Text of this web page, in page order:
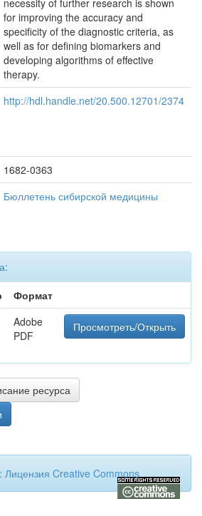
necessity of further research is shown
for improving the accuracy and
specificity of the diagnostic criteria, as
well as for defining biomarkers and
developing algorithms of effective
therapy.
http://hdl.handle.net/20.500.12701/2374
1682-0363
Бюллетень сибирской медицины
Формат
Adobe
PDF
Просмотреть/Открыть
ресурса
Лицензия Creative Commons